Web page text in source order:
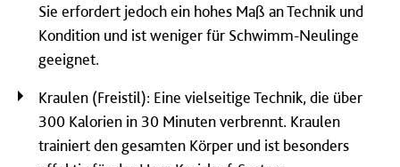
Sie erfordert jedoch ein hohes Maß an Technik und
Kondition und ist weniger für Schwimm-Neulinge
geeignet.
Kraulen (Freistil): Eine vielseitige Technik, die über
300 Kalorien in 30 Minuten verbrennt. Kraulen
trainiert den gesamten Körper und ist besonders